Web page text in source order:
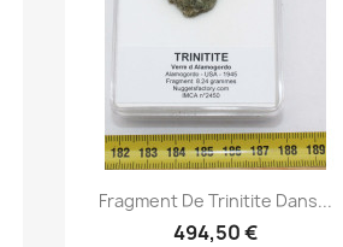
Aperçu rapide
Fragment De Trinitite Dans...
494,50 €